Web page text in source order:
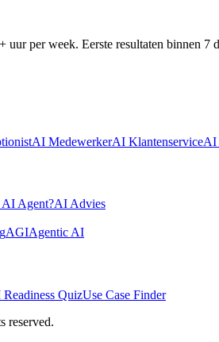
uur per week. Eerste resultaten binnen 7
AI MedewerkerAI KlantenserviceAI
AI Agent?AI Advies
AGIAgentic AI
QuizUse Case Finder
reserved.